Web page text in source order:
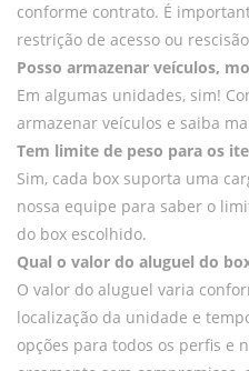
conforme contrato. É
restrição de acesso ou
Posso armazenar veículos,
Em algumas unidades, sim!
armazenar veículos e saiba
Tem limite de peso para os
Sim, cada box suporta uma
nossa equipe para saber o
do box escolhido.
Qual o valor do aluguel do
O valor do aluguel varia
localização da unidade e
opções para todos os perfis e